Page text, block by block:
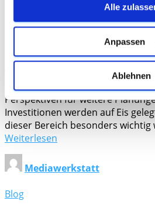
Alle
Anpassen
Ablehnen
Blog
Wachstum in der
Viele Menschen wissen aktuell
Krise geschäftlich umgehen
Perspektiven für weitere
Investitionen werden auf Eis
dieser Bereich besonders wichtig
Weiterlesen
Mediawerkstatt
Blog